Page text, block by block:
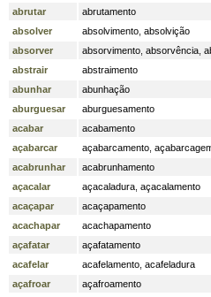
abrutar
abrutamento
absolver
absolvimento absolvição
absorver
absorvimento absorvência
abstrair
abstraimento
abunhar
abunhação
aburguesar
aburguesamento
acabar
acabamento
açabarcar
açabarcamento
acabrunhar
acabrunhamento
açacalar
açacaladura açacalamento
acaçapar
acaçapamento
acachapar
acachapamento
açafatar
açafatamento
acafelar
acafelamento acafeladura
açafroar
açafroamento